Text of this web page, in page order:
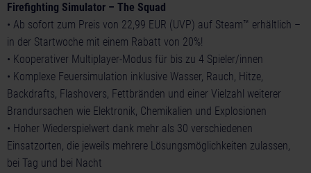
Firefighting Simulator – The Squad
• Ab sofort zum Preis von 22,99 EUR (UVP) auf Steam™ erhältlich –
in der Startwoche mit einem Rabatt von 20%!
• Kooperativer Multiplayer-Modus für bis zu 4 Spieler/innen
• Komplexe Feuersimulation inklusive Wasser, Rauch, Hitze,
Backdrafts, Flashovers, Fettbränden und einer Vielzahl weiterer
Brandursachen wie Elektronik, Chemikalien und Explosionen
• Hoher Wiederspielwert dank mehr als 30 verschiedenen
Einsatzorten, die jeweils mehrere Lösungsmöglichkeiten zulassen,
bei Tag und bei Nacht